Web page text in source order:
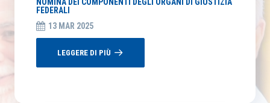
FEDERALI
13 MAR 2025
LEGGERE DI PIÙ